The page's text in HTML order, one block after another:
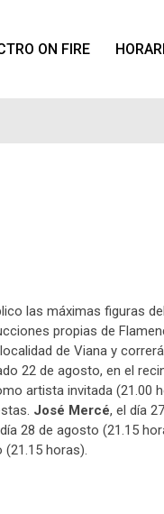
ON FIRE
las máximas figuras
propias de
de Viana y
22 de agosto, en el
artista invitada (21.00
José Mercé, el día
28 de agosto (21.15
(21.15 horas).